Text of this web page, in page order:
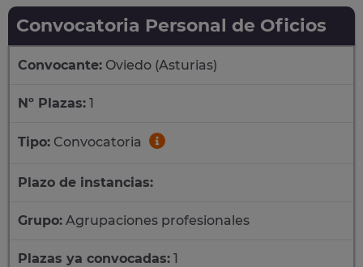
Convocatoria Personal de Oficios
Convocante: Oviedo (Asturias)
Nº Plazas: 1
Tipo: Convocatoria
Plazo de instancias:
Grupo: Agrupaciones profesionales
Plazas ya convocadas: 1